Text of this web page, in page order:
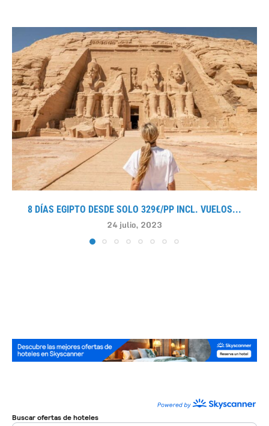
8 DÍAS EGIPTO DESDE SOLO 329€/PP INCL. VUELOS...
24 julio, 2023